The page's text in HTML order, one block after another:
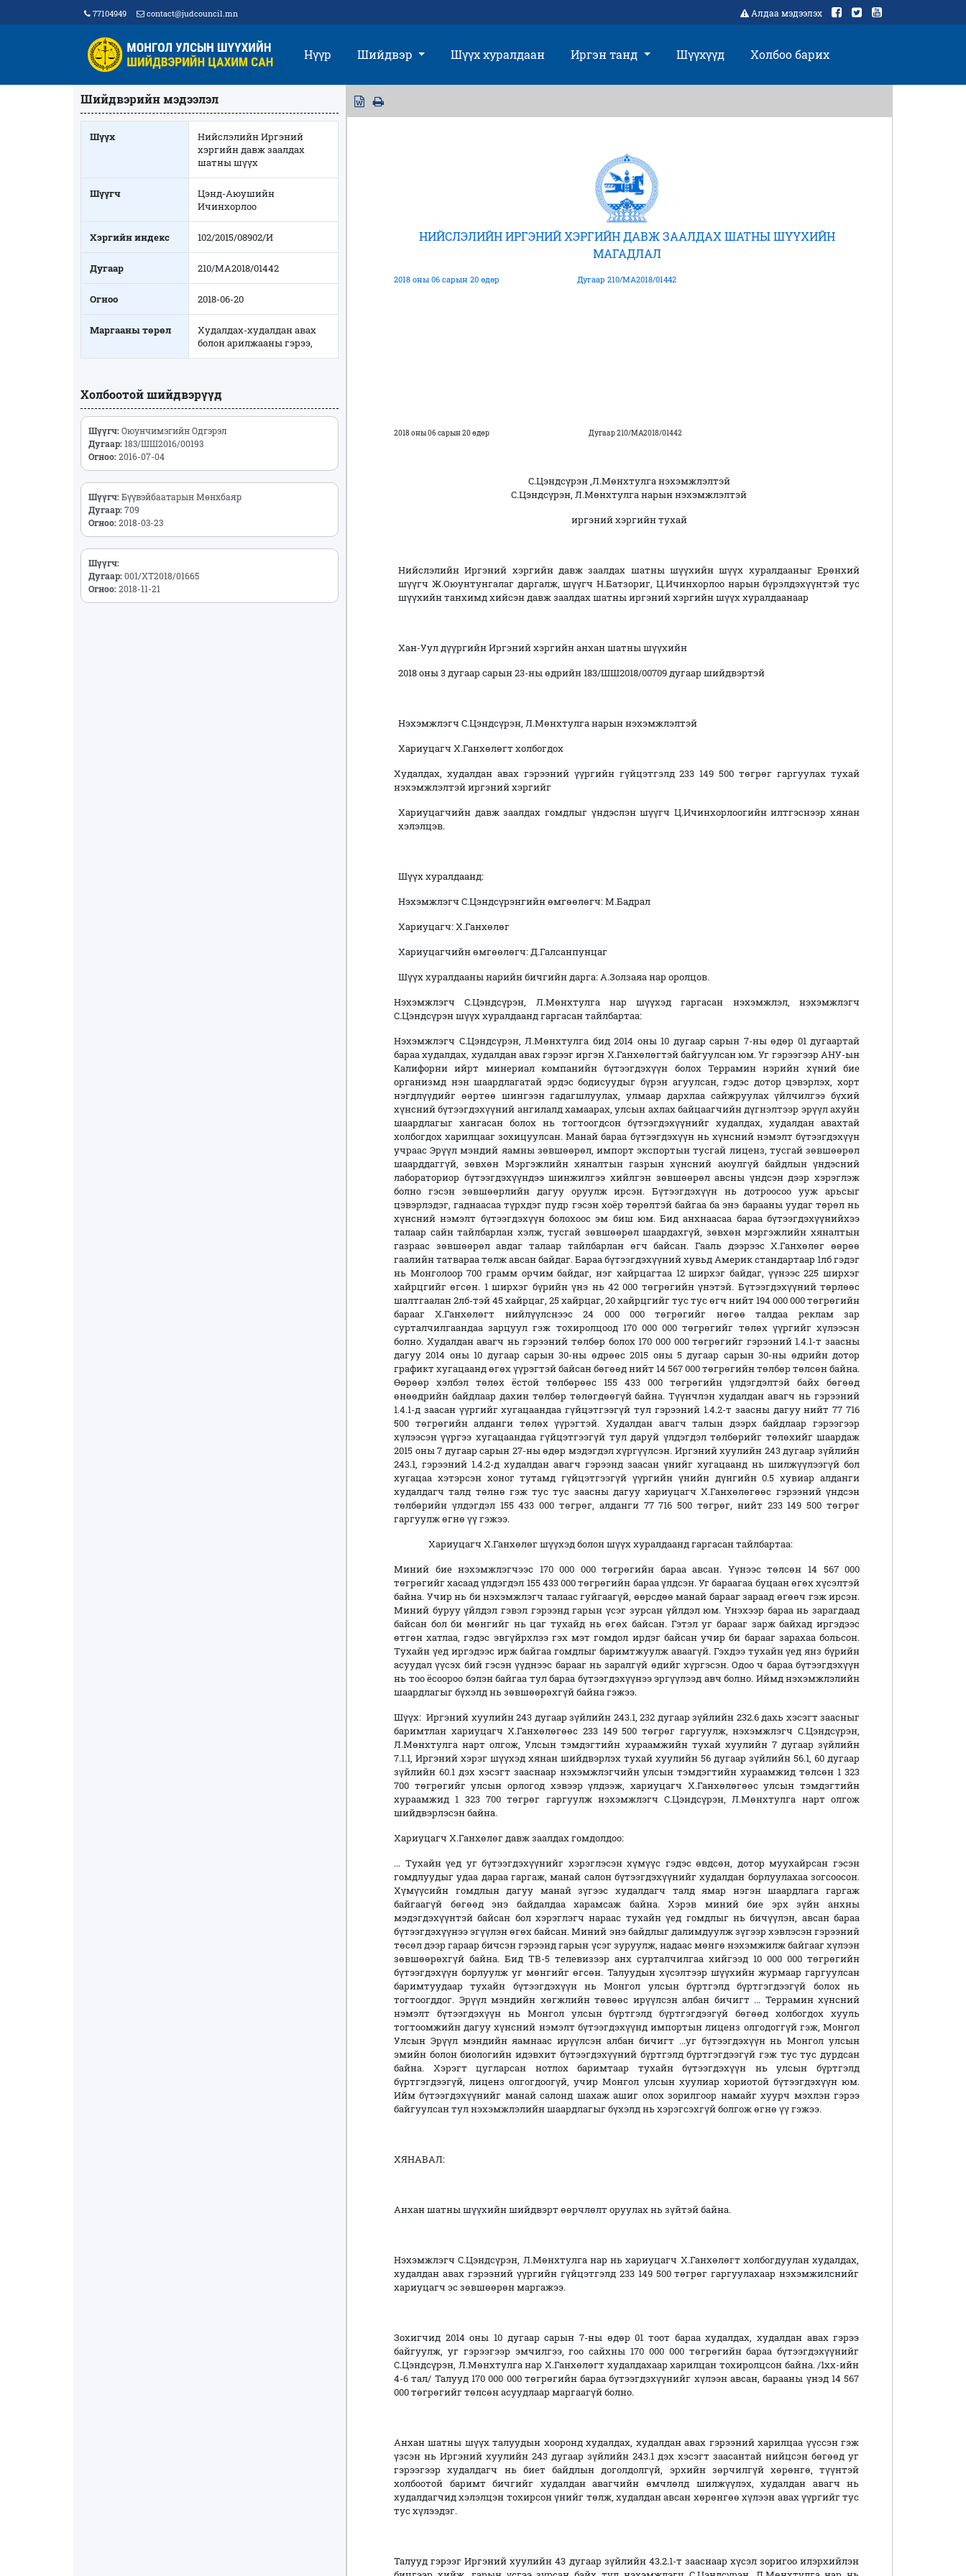
77104949 contact@judcouncil.mn Алдаа мэдээлэх
Нүүр Шийдвэр Шүүх хуралдаан Иргэн танд Шүүхүүд Холбоо барих
Шийдвэрийн мэдээлэл
Шүүх
Нийслэлийн Иргэний
хэргийн давж заалдах
шатны шүүх
Шүүгч
Цэнд-Аюушийн
Ичинхорлоо
Хэргийн индекс 102/2015/08902/И
Дугаар 210/МА2018/01442
Огноо 2018-06-20
Маргааны төрөл
Худалдах-худалдан авах
болон арилжааны гэрээ,
Холбоотой шийдвэрүүд
Шүүгч:Оюунчимэгийн Одгэрэл
Дугаар:183/ШШ2016/00193
Огноо:2016-07-04
Шүүгч:Бүүвэйбаатарын Мөнхбаяр
Дугаар:709
Огноо:2018-03-23
Шүүгч:
Дугаар:001/ХТ2018/01665
Огноо:2018-11-21
НИЙСЛЭЛИЙН ИРГЭНИЙ ХЭРГИЙН ДАВЖ ЗААЛДАХ ШАТНЫ ШҮҮХИЙН
МАГАДЛАЛ
2018 оны 06 сарын 20 өдөр Дугаар 210/МА2018/01442
2018 оны 06 сарын 20 өдөр Дугаар 210/МА2018/01442
С.Цэндсүрэн ,Л.Мөнхтулга нэхэмжлэлтэй
С.Цэндсүрэн, Л.Мөнхтулга нарыннэхэмжлэлтэй
иргэний хэргийн тухай
Нийслэлийн Иргэний хэргийн давж заалдах шатны шүүхийн шүүх хуралдааныг Ерөнхий
шүүгч Ж.Оюунтунгалаг даргалж, шүүгч Н.Батзориг , Ц.Ичинхорлоо нарын бүрэлдэхүүнтэй тус
шүүхийн танхимд хийсэн давж заалдах шатны иргэний хэргийн шүүх хуралдаанаар
Хан-Уул дүүргийн Иргэний хэргийн анхан шатны шүүхийн
2018оны 3 дугаар сарын23-ны өдрийн183/ШШ2018/00709 дугаар шийдвэртэй
Нэхэмжлэгч С.Цэндсүрэн, Л.Мөнхтулга нарын нэхэмжлэлтэй
Хариуцагч Х.Ганхөлөгт холбогдох
Худалдах, худалдан авах гэрээний үүргийн гүйцэтгэлд 233 149 500 төгрөг гаргуулах тухай
нэхэмжлэлтэй иргэний хэргийг
Хариуцагчийн давж заалдах гомдлыг үндэслэн шүүгч Ц.Ичинхорлоогийн илтгэснээр хянан
хэлэлцэв.
Шүүх хуралдаанд:
Нэхэмжлэгч С.Цэндсүрэнгийн өмгөөлөгч: М.Бадрал
Хариуцагч: Х.Ганхөлөг
Хариуцагчийн өмгөөлөгч: Д.Галсанпунцаг
Шүүх хуралдааны нарийн бичгийн дарга: А.Золзаяа нар оролцов.
НэхэмжлэгчС.Цэндсүрэн, Л.Мөнхтулга нар шүүхэд гаргасан нэхэмжлэл, нэхэмжлэгч
С.Цэндсүрэн шүүх хуралдаанд гаргасан тайлбартаа:
Нэхэмжлэгч С.Цэндсүрэн, Л.Мөнхтулга бид 2014 оны 10 дугаар сарын 7-ны өдөр 01 дугаартай
бараа худалдах, худалдан авах гэрээг иргэн Х.Ганхөлөгтэй байгуулсан юм. Уг гэрээгээр АНУ-ын
Калифорни ийрт минериал компанийн бүтээгдэхүүн болох Террамин нэрийн хүний бие
организмд нэн шаардлагатай эрдэс бодисуудыг бүрэн агуулсан, гэдэс дотор цэвэрлэх, хорт
нэгдлүүдийг өөртөө шингээн гадагшлуулах, улмаар дархлаа сайжруулах үйлчилгээ бүхий
хүнсний бүтээгдэхүүний ангилалд хамаарах, улсын ахлах байцаагчийн дүгнэлтээр эрүүл ахуйн
шаардлагыг хангасан болох нь тогтоогдсон бүтээгдэхүүнийг худалдах, худалдан авахтай
холбогдох харилцааг зохицуулсан. Манай бараа бүтээгдэхүүн нь хүнсний нэмэлт бүтээгдэхүүн
учраас Эрүүл мэндий яамны зөвшөөрөл, импорт экспортын тусгай лиценз, тусгай зөвшөөрөл
шаарддаггүй, зөвхөн Мэргэжлийн хяналтын газрын хүнсний аюулгүй байдлын үндэсний
лабораториор бүтээгдэхүүндээ шинжилгээ хийлгэн зөвшөөрөл авсны үндсэн дээр хэрэглэж
болно гэсэн зөвшөөрлийн дагуу оруулж ирсэн. Бүтээгдэхүүн нь дотроосоо ууж арьсыг
цэвэрлэдэг, гаднаасаа түрхдэг пудр гэсэн хоёр төрөлтэй байгаа ба энэ барааны уудаг төрөл нь
хүнсний нэмэлт бүтээгдэхүүн болохоос эм биш юм. Бид анхнаасаа бараа бүтээгдэхүүнийхээ
талаар сайн тайлбарлан хэлж, тусгай зөвшөөрөл шаардахгүй, зөвхөн мэргэжлийн хяналтын
газраас зөвшөөрөл авдаг талаар тайлбарлан өгч байсан. Гааль дээрээс Х.Ганхөлөг өөрөө
гаалийн татвараа төлж авсан байдаг. Бараа бүтээгдэхүүний хувьд Америк стандартаар 1лб гэдэг
нь Монголоор 700 грамм орчим байдаг, нэг хайрцагтаа 12 ширхэг байдаг, үүнээс 225 ширхэг
хайрцгийг өгсөн. 1 ширхэг бүрийн үнэ нь 42 000 төгрөгийн үнэтэй. Бүтээгдэхүүний төрлөөс
шалтгаалан 2лб-тэй 45 хайрцаг, 25 хайрцаг, 20 хайрцгийг тус тус өгч нийт 194 000 000 төгрөгийн
барааг Х.Ганхөлөгт нийлүүлснээс 24 000 000 төгрөгийг нөгөө талдаа реклам зар
сурталчилгаандаа зарцуул гэж тохиролцоод 170 000 000 төгрөгийг төлөх үүргийг хүлээсэн
болно. Худалдан авагч нь гэрээний төлбөр болох 170 000 000 төгрөгийг гэрээний 1.4.1-т заасны
дагуу 2014 оны 10 дугаар сарын 30-ны өдрөөс 2015 оны 5 дугаар сарын 30-ны өдрийн дотор
графикт хугацаанд өгөх үүрэгтэй байсан бөгөөд нийт 14 567 000 төгрөгийн төлбөр төлсөн байна.
Өөрөөр хэлбэл төлөх ёстой төлбөрөөс 155 433 000 төгрөгийн үлдэгдэлтэй байх бөгөөд
өнөөдрийн байдлаар дахин төлбөр төлөгдөөгүй байна. Түүнчлэн худалдан авагч нь гэрээний
1.4.1-д заасан үүргийг хугацаандаа гүйцэтгээгүй тул гэрээний 1.4.2-т заасны дагуу нийт 77 716
500 төгрөгийн алданги төлөх үүрэгтэй. Худалдан авагч талын дээрх байдлаар гэрээгээр
хүлээсэн үүргээ хугацаандаа гүйцэтгээгүй тул даруй үлдэгдэл төлбөрийг төлөхийг шаардаж
2015 оны 7 дугаар сарын 27-ны өдөр мэдэгдэл хүргүүлсэн. Иргэний хуулийн 243 дугаар зүйлийн
243.1, гэрээний 1.4.2-д худалдан авагч гэрээнд заасан үнийг хугацаанд нь шилжүүлээгүй бол
хугацаа хэтэрсэн хоног тутамд гүйцэтгээгүй үүргийн үнийн дүнгийн 0.5 хувиар алданги
худалдагч талд төлнө гэж тус тус заасны дагуу хариуцагч Х.Ганхөлөгөөс гэрээний үндсэн
төлбөрийн үлдэгдэл 155 433 000 төгрөг, алданги 77 716 500 төгрөг, нийт 233 149 500 төгрөг
гаргуулж өгнө үү гэжээ.
Хариуцагч Х.Ганхөлөг шүүхэд болон шүүх хуралдаанд гаргасан тайлбартаа:
Миний бие нэхэмжлэгчээс 170 000 000 төгрөгийн бараа авсан. Үүнээс төлсөн 14 567 000
төгрөгийг хасаад үлдэгдэл 155 433 000 төгрөгийн бараа үлдсэн. Уг бараагаа буцаан өгөх хүсэлтэй
байна. Учир нь би нэхэмжлэгч талаас гуйгаагүй, өөрсдөө манай барааг зараад өгөөч гэж ирсэн.
Миний буруу үйлдэл гэвэл гэрээнд гарын үсэг зурсан үйлдэл юм. Үнэхээр бараа нь зарагдаад
байсан бол би мөнгийг нь цаг тухайд нь өгөх байсан. Гэтэл уг барааг зарж байхад иргэдээс
өтгөн хатлаа, гэдэс эвгүйрхлээ гэх мэт гомдол ирдэг байсан учир би барааг зарахаа больсон.
Тухайн үед иргэдээс ирж байгаа гомдлыг баримтжуулж аваагүй. Гэхдээ тухайн үед янз бүрийн
асуудал үүсэх бий гэсэн үүднээс барааг нь заралгүй өдийг хүргэсэн. Одоо ч бараа бүтээгдэхүүн
нь тоо ёсоороо бэлэн байгаа тул бараа бүтээгдэхүүнээ эргүүлээд авч болно. Иймд нэхэмжлэлийн
шаардлагыг бүхэлд нь зөвшөөрөхгүй байна гэжээ.
Шүүх: Иргэний хуулийн 243 дугаар зүйлийн 243.1, 232 дугаар зүйлийн 232.6 дахь хэсэгт заасныг
баримтлан хариуцагч Х.Ганхөлөгөөс 233 149 500 төгрөг гаргуулж, нэхэмжлэгч С.Цэндсүрэн,
Л.Мөнхтулга нарт олгож, Улсынтэмдэгтийн хураамжийнтухайхуулийн 7дугаар зүйлийн
7.1.1, Иргэний хэрэг шүүхэд хянан шийдвэрлэх тухай хуулийн 56 дугаар зүйлийн 56.1 , 60 дугаар
зүйлийн 60.1 дэх хэсэгт зааснаар нэхэмжлэгчийн улсын тэмдэгтийн хураамжид төлсөн 1 323
700 төгрөгийг улсын орлогод хэвээр үлдээж, хариуцагч Х.Ганхөлөгөөсулсын тэмдэгтийн
хураамжид 1
323 700 төгрөг гаргуулж нэхэмжлэгч С.Цэндсүрэн, Л.Мөнхтулга нарт олгож
шийдвэрлэсэн байна.
Хариуцагч Х.Ганхөлөг давж заалдах гомдолдоо:
... Тухайн үед уг бүтээгдэхүүнийг хэрэглэсэн хүмүүс гэдэс өвдсөн, дотор муухайрсан гэсэн
гомдлуудыг удаа дараа гаргаж, манай салон бүтээгдэхүүнийг худалдан борлуулахаа зогсоосон.
Хүмүүсийн гомдлын дагуу манай зүгээс худалдагч талд ямар нэгэн шаардлага гаргаж
байгаагүй бөгөөд энэ байдалдаа харамсаж байна. Хэрэв миний бие эрх зүйн анхны
мэдэгдэхүүнтэй байсан бол хэрэглэгч нараас тухайн үед гомдлыг нь бичүүлэн, авсан бараа
бүтээгдэхүүнээ эгүүлэн өгөх байсан. Миний энэ байдлыг далимдуулж зүгээр хэвлэсэн гэрээний
төсөл дээр гараар бичсэн гэрээнд гарын үсэг зуруулж, надаас мөнгө нэхэмжилж байгааг хүлээн
зөвшөөрөхгүй байна. Бид ТВ-5 телевизээр анх сурталчилгаа хийгээд 10 000 000 төгрөгийн
бүтээгдэхүүн борлуулж уг мөнгийг өгсөн. Талуудын хүсэлтээр шүүхийн журмаар гаргуулсан
баримтуудаар тухайн бүтээгдэхүүн нь Монгол улсын бүртгэлд бүртгэгдээгүй болох нь
тогтоогддог. Эрүүл мэндийн хөгжлийн төвөөс ирүүлсэн албан бичигт ... Террамин хүнсний
нэмэлт бүтээгдэхүүн нь Монгол улсын бүртгэлд бүртгэгдээгүй бөгөөд холбогдох хууль
тогтоомжийн дагуу хүнсний нэмэлт бүтээгдэхүүнд импортын лиценз олгодоггүй гэж, Монгол
Улсын Эрүүл мэндийн яамнаас ирүүлсэн албан бичигт ...уг бүтээгдэхүүн нь Монгол улсын
эмийн болон биологийн идэвхит бүтээгдэхүүний бүртгэлд бүртгэгдээгүй гэж тус тус дурдсан
байна. Хэрэгт цугларсан нотлох баримтаар тухайн бүтээгдэхүүн нь улсын бүртгэлд
бүртгэгдээгүй, лиценз олгогдоогүй, учир Монгол улсын хуулиар хориотой бүтээгдэхүүн юм.
Ийм бүтээгдэхүүнийг манай салонд шахаж ашиг олох зорилгоор намайг хуурч мэхлэн гэрээ
байгуулсан тул нэхэмжлэлийн шаардлагыг бүхэлд нь хэрэгсэхгүй болгож өгнө үү гэжээ.
ХЯНАВАЛ:
Анхан шатны шүүхийн шийдвэрт өөрчлөлт оруулах нь зүйтэй байна.
Нэхэмжлэгч С.Цэндсүрэн, Л.Мөнхтулга нар нь хариуцагч Х.Ганхөлөгт холбогдуулан худалдах,
худалдан авах гэрээний үүргийн гүйцэтгэлд 233 149 500 төгрөг гаргуулахаар нэхэмжилснийг
хариуцагч эс зөвшөөрөн маргажээ.
Зохигчид 2014 оны 10 дугаар сарын 7-ны өдөр 01 тоот бараа худалдах, худалдан авах гэрээ
байгуулж, уг гэрээгээр эмчилгээ, гоо сайхны 170 000 000 төгрөгийн бараа бүтээгдэхүүнийг
С.Цэндсүрэн, Л.Мөнхтулга нар Х.Ганхөлөгт худалдахаар харилцан тохиролцсон байна. /1хх-ийн
4-6 тал/ Талууд 170 000 000 төгрөгийн бараа бүтээгдэхүүнийг хүлээн авсан, барааны үнэд 14 567
000 төгрөгийг төлсөн асуудлаар маргаагүй болно.
Анхан шатны шүүх талуудын хооронд худалдах, худалдан авах гэрээний харилцаа үүссэн гэж
үзсэн нь Иргэний хуулийн 243 дугаар зүйлийн 243.1 дэх хэсэгт заасантай нийцсэн бөгөөд уг
гэрээгээрхудалдагч нь биет байдлын доголдолгүй, эрхийн зөрчилгүй хөрөнгө, түүнтэй
холбоотой баримт бичгийг худалдан авагчийн өмчлөлд шилжүүлэх, худалдан авагч нь
худалдагчид хэлэлцэн тохирсон үнийг төлж, худалдан авсан хөрөнгөө хүлээн авах үүргийг тус
тус хүлээдэг.
Талууд гэрээг Иргэний хуулийн 43 дугаар зүйлийн 43.2.1-т зааснаар хүсэл зоригоо илэрхийлэн